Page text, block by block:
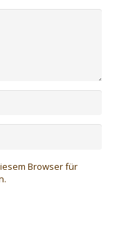
Browser für